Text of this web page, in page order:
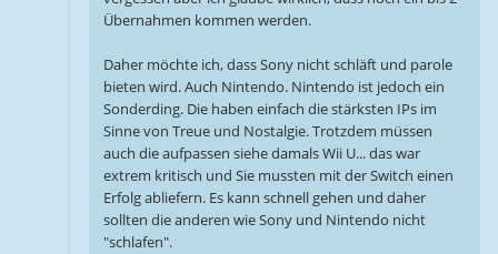
Übernahmen kommen werden.
Daher möchte ich, dass Sony nicht schläft und parole
bieten wird. Auch Nintendo. Nintendo ist jedoch ein
Sonderding. Die haben einfach die stärksten IPs im
Sinne von Treue und Nostalgie. Trotzdem müssen
auch die aufpassen siehe damals Wii U... das war
extrem kritisch und Sie mussten mit der Switch einen
Erfolg abliefern. Es kann schnell gehen und daher
sollten die anderen wie Sony und Nintendo nicht
"schlafen".